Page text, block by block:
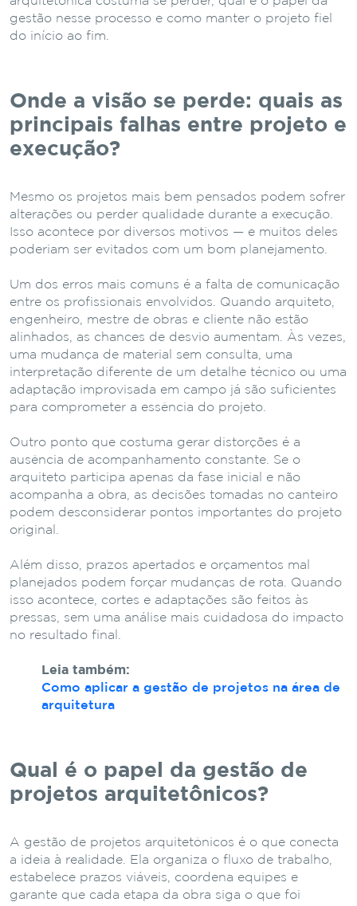
gestão nesse processo e como manter o projeto fiel
do início ao fim.
Onde a visão se perde: quais as
principais falhas entre projeto e
execução?
Mesmo os projetos mais bem pensados podem sofrer
alterações ou perder qualidade durante a execução.
Isso acontece por diversos motivos — e muitos deles
poderiam ser evitados com um bom planejamento.
Um dos erros mais comuns é a falta de comunicação
entre os profissionais envolvidos. Quando arquiteto,
engenheiro, mestre de obras e cliente não estão
alinhados, as chances de desvio aumentam. Às vezes,
uma mudança de material sem consulta, uma
interpretação diferente de um detalhe técnico ou uma
adaptação improvisada em campo já são suficientes
para comprometer a essência do projeto.
Outro ponto que costuma gerar distorções é a
ausência de acompanhamento constante. Se o
arquiteto participa apenas da fase inicial e não
acompanha a obra, as decisões tomadas no canteiro
podem desconsiderar pontos importantes do projeto
original.
Além disso, prazos apertados e orçamentos mal
planejados podem forçar mudanças de rota. Quando
isso acontece, cortes e adaptações são feitos às
pressas, sem uma análise mais cuidadosa do impacto
no resultado final.
Leia também:
Como aplicar a gestão de projetos na área de
arquitetura
Qual é o papel da gestão de
projetos arquitetônicos?
A gestão de projetos arquitetônicos é o que conecta
a ideia à realidade. Ela organiza o fluxo de trabalho,
estabelece prazos viáveis, coordena equipes e
garante que cada etapa da obra siga o que foi